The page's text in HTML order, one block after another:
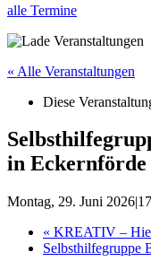
alle Termine
« Alle Veranstaltungen
Diese
in Eckernförde
Montag, 29. Juni
« KREATIV –
Selbsthilfegruppe